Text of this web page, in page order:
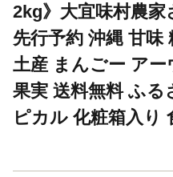
2kg》大宜味村農
先行予約 沖縄 甘味
土産 まんごー ア
果実 送料無料 ふる
ピカル 化粧箱入り